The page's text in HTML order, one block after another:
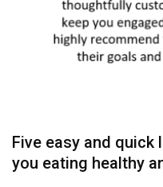
Five easy and
you eating healthy